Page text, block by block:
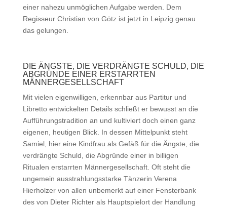
einer nahezu unmöglichen Aufgabe werden. Dem
Regisseur Christian von Götz ist jetzt in Leipzig genau
das gelungen.
DIE ÄNGSTE, DIE VERDRÄNGTE SCHULD, DIE
ABGRÜNDE EINER ERSTARRTEN
MÄNNERGESELLSCHAFT
Mit vielen eigenwilligen, erkennbar aus Partitur und
Libretto entwickelten Details schließt er bewusst an die
Aufführungstradition an und kultiviert doch einen ganz
eigenen, heutigen Blick. In dessen Mittelpunkt steht
Samiel, hier eine Kindfrau als Gefäß für die Ängste, die
verdrängte Schuld, die Abgründe einer in billigen
Ritualen erstarrten Männergesellschaft. Oft steht die
ungemein ausstrahlungsstarke Tänzerin Verena
Hierholzer von allen unbemerkt auf einer Fensterbank
des von Dieter Richter als Hauptspielort der Handlung